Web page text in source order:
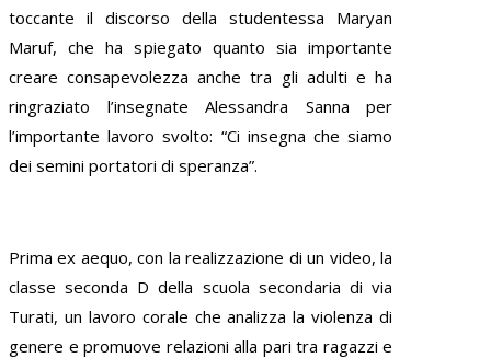
toccante il discorso della studentessa Maryan
Maruf, che ha spiegato quanto sia importante
creare consapevolezza anche tra gli adulti e ha
ringraziato l’insegnate Alessandra Sanna per
l’importante lavoro svolto: “Ci insegna che siamo
dei semini portatori di speranza”.
Prima ex aequo, con la realizzazione di un video, la
classe seconda D della scuola secondaria di via
Turati, un lavoro corale che analizza la violenza di
genere e promuove relazioni alla pari tra ragazzi e